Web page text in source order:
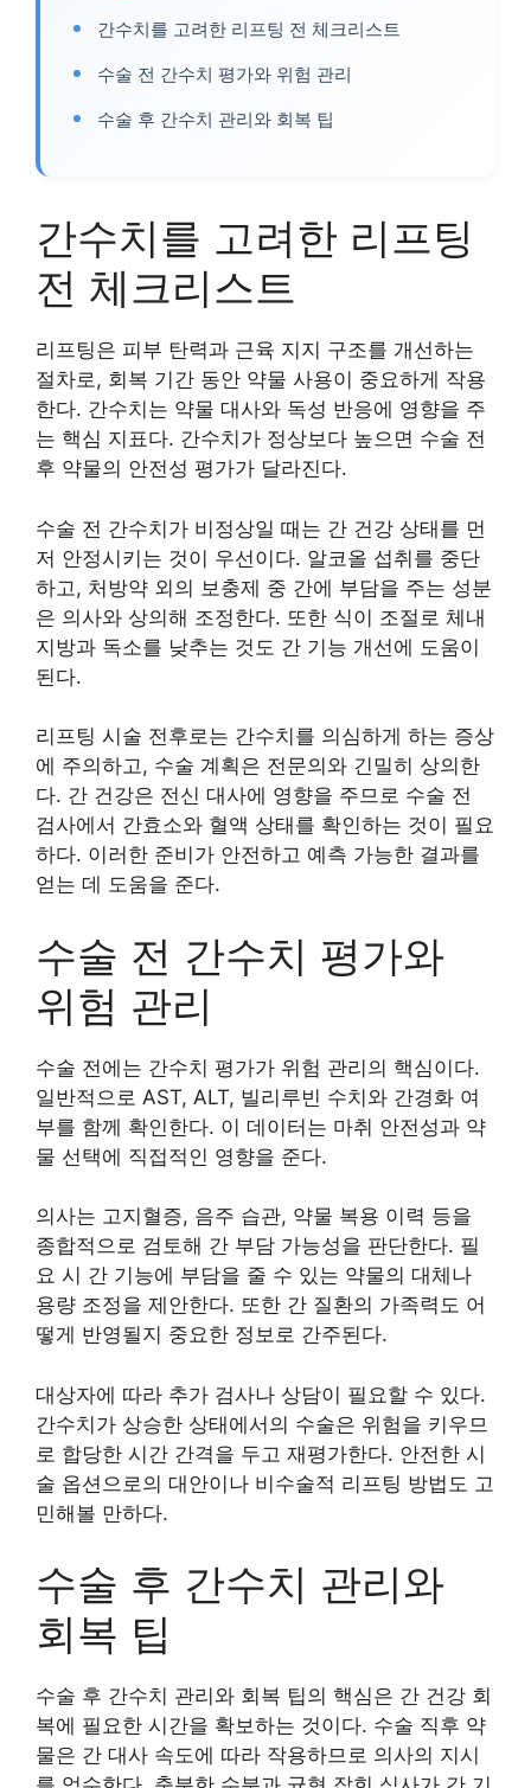
간수치를 고려한 리프팅 전 체크리스트
수술 전 간수치 평가와 위험 관리
수술 후 간수치 관리와 회복 팁
간수치를 고려한 리프팅
전 체크리스트
리프팅은 피부 탄력과 근육 지지 구조를 개선하는
절차로, 회복 기간 동안 약물 사용이 중요하게 작용
한다. 간수치는 약물 대사와 독성 반응에 영향을 주
는 핵심 지표다. 간수치가 정상보다 높으면 수술 전
후 약물의 안전성 평가가 달라진다.
수술 전 간수치가 비정상일 때는 간 건강 상태를 먼
저 안정시키는 것이 우선이다. 알코올 섭취를 중단
하고, 처방약 외의 보충제 중 간에 부담을 주는 성분
은 의사와 상의해 조정한다. 또한 식이 조절로 체내
지방과 독소를 낮추는 것도 간 기능 개선에 도움이
된다.
리프팅 시술 전후로는 간수치를 의심하게 하는 증상
에 주의하고, 수술 계획은 전문의와 긴밀히 상의한
다. 간 건강은 전신 대사에 영향을 주므로 수술 전
검사에서 간효소와 혈액 상태를 확인하는 것이 필요
하다. 이러한 준비가 안전하고 예측 가능한 결과를
얻는 데 도움을 준다.
수술 전 간수치 평가와
위험 관리
수술 전에는 간수치 평가가 위험 관리의 핵심이다.
일반적으로 AST, ALT, 빌리루빈 수치와 간경화 여
부를 함께 확인한다. 이 데이터는 마취 안전성과 약
물 선택에 직접적인 영향을 준다.
의사는 고지혈증, 음주 습관, 약물 복용 이력 등을
종합적으로 검토해 간 부담 가능성을 판단한다. 필
요 시 간 기능에 부담을 줄 수 있는 약물의 대체나
용량 조정을 제안한다. 또한 간 질환의 가족력도 어
떻게 반영될지 중요한 정보로 간주된다.
대상자에 따라 추가 검사나 상담이 필요할 수 있다.
간수치가 상승한 상태에서의 수술은 위험을 키우므
로 합당한 시간 간격을 두고 재평가한다. 안전한 시
술 옵션으로의 대안이나 비수술적 리프팅 방법도 고
민해볼 만하다.
수술 후 간수치 관리와
회복 팁
수술 후 간수치 관리와 회복 팁의 핵심은 간 건강 회
복에 필요한 시간을 확보하는 것이다. 수술 직후 약
물은 간 대사 속도에 따라 작용하므로 의사의 지시